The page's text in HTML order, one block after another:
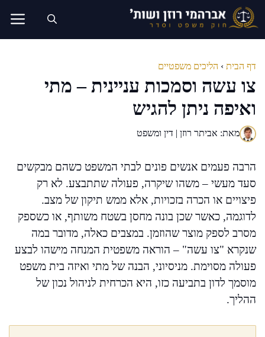
לדלג
לתוכן
דף הבית › הליכים משפטיים
צו עשה וסמכות עניינית – מתי
ואיפה ניתן להגיש
מאת: אביתר רוזן | דין ומשפט
הרבה פעמים אנשים פונים לבתי המשפט כשהם מבקשים
סעד מעשי – משהו שיקרה, פעולה שתתבצע. לא רק
פיצויים או הכרה בזכויות, אלא ממש תיקון של מצב.
לדוגמה, כאשר שכן בונה מחסן בשטח משותף, או כשספק
מסרב לספק מוצר שהוזמן. במצבים כאלה, מדובר במה
שנקרא "צו עשה" – הוראה משפטית המנחה מישהו לבצע
פעולה מסוימת. מניסיוני, הבנה של מתי ואיזה בית משפט
מוסמך לדון בתביעה כזו, היא הכרחית לניהול נכון של
ההליך.